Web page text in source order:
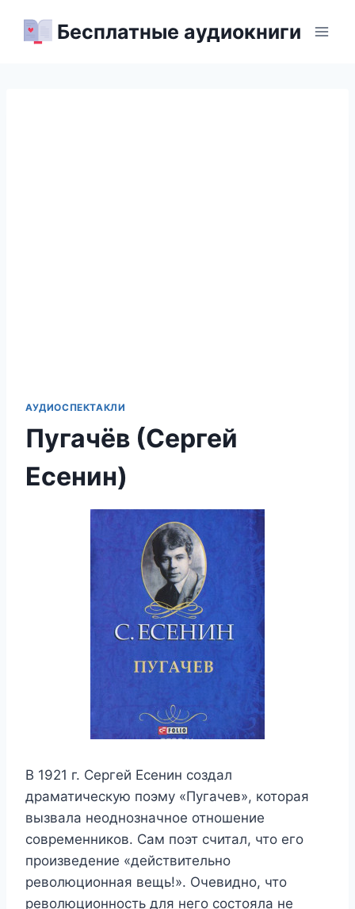
Бесплатные аудиокниги
АУДИОСПЕКТАКЛИ
Пугачёв (Сергей
Есенин)
В 1921 г. Сергей Есенин создал
драматическую поэму «Пугачев», которая
вызвала неоднозначное отношение
современников. Сам поэт считал, что его
произведение «действительно
революционная вещь!». Очевидно, что
революционность для него состояла не